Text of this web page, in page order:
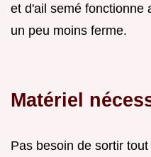
et d'ail semé fonctionne
un peu moins ferme.
Matériel
Pas besoin de sortir